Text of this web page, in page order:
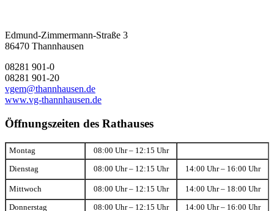
Edmund-Zimmermann-Straße 3
86470 Thannhausen
08281 901-0
08281 901-20
vgem@thannhausen.de
www.vg-thannhausen.de
Öffnungszeiten des Rathauses
Montag 08:00 Uhr – 12:15 Uhr
Dienstag 08:00 Uhr – 12:15 Uhr 14:00 Uhr – 16:00 Uhr
Mittwoch 08:00 Uhr – 12:15 Uhr 14:00 Uhr – 18:00 Uhr
Donnerstag 08:00 Uhr – 12:15 Uhr 14:00 Uhr – 16:00 Uhr